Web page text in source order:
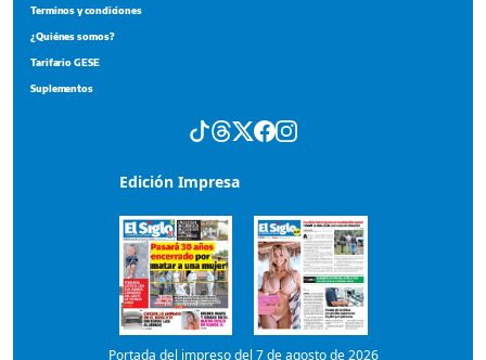
Terminos y condiciones
¿Quiénes somos?
Tarifario GESE
Suplementos
Edición Impresa
Portada del impreso del 7 de agosto de 2026